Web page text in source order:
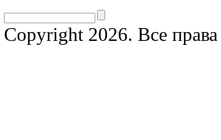
Copyright 2026. Все